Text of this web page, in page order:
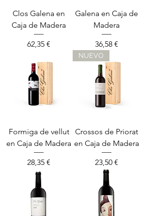
Clos Galena en
Caja de Madera
Precio
62,35 €
Galena en Caja de
Madera
Precio
36,58 €
Formiga de vellut
en Caja de Madera
Precio
28,35 €
NUEVO
Crossos de Priorat
en Caja de Madera
Precio
23,50 €